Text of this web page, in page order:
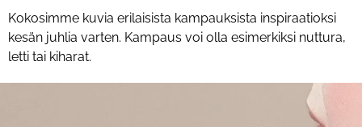
Kokosimme kuvia erilaisista kampauksista inspiraatioksi
kesän juhlia varten. Kampaus voi olla esimerkiksi nuttura,
letti tai kiharat.